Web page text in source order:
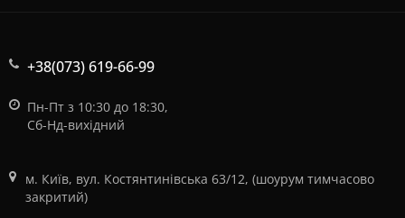
+38(073) 619-66-99
Пн-Пт з 10:30 до 18:30,
Сб-Нд-вихідний
м. Київ, вул. Костянтинівська 63/12, (шоурум тимчасово
закритий)